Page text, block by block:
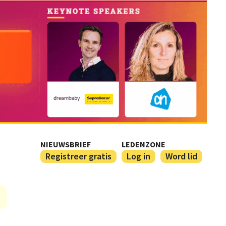
NIEUWSBRIEF
Registreer gratis
LEDENZONE
Log in Word lid